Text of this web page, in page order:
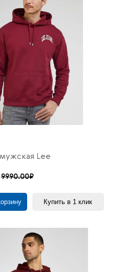
Lee
9990.00₽
Купить в 1 клик